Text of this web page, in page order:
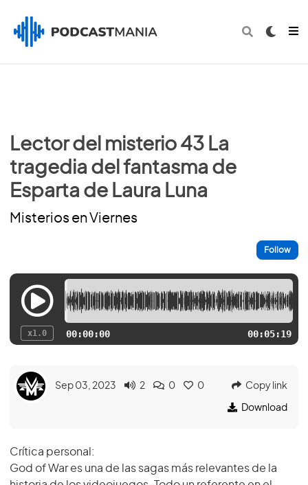
Lector del misterio 43 La
tragedia del fantasma de
Esparta de Laura Luna
Misterios en Viernes
Follow
00:00:00 00:05:19
x1.0
Sep 03, 2023 2 0 0 Copy link
Download
Crítica personal:
God of War es una de las sagas más relevantes de la